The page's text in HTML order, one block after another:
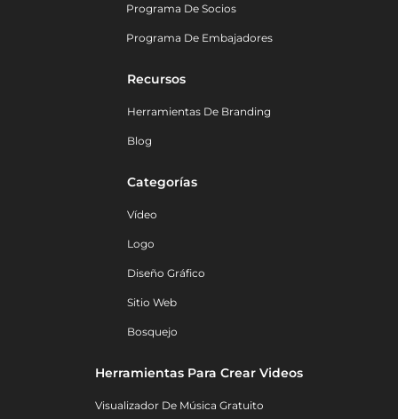
Programa De Socios
Programa De Embajadores
Recursos
Herramientas De Branding
Blog
Categorías
Vídeo
Logo
Diseño Gráfico
Sitio Web
Bosquejo
Herramientas Para Crear Videos
Visualizador De Música Gratuito